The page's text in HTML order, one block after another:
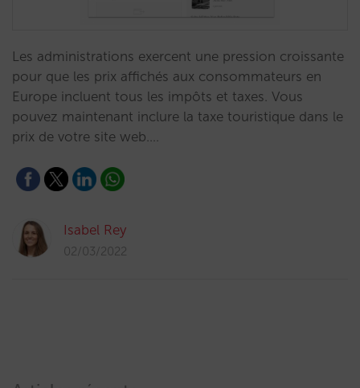
Les administrations exercent une pression croissante
pour que les prix affichés aux consommateurs en
Europe incluent tous les impôts et taxes. Vous
pouvez maintenant inclure la taxe touristique dans le
prix de votre site web.…
Isabel Rey
02/03/2022